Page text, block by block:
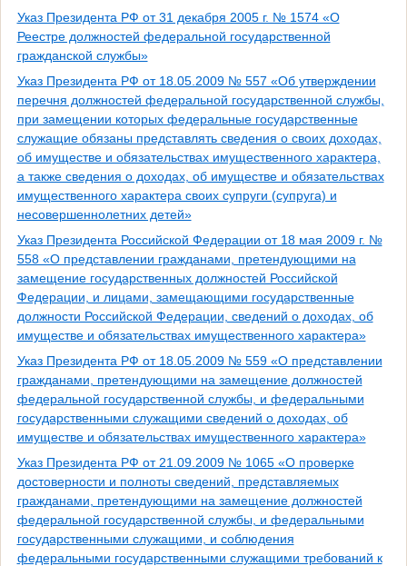
Указ Президента РФ от 31 декабря 2005 г. № 1574 «О
Реестре должностей федеральной государственной
гражданской службы»
Указ Президента РФ от 18.05.2009 № 557 «Об утверждении
перечня должностей федеральной государственной службы,
при замещении которых федеральные государственные
служащие обязаны представлять сведения о своих доходах,
об имуществе и обязательствах имущественного характера,
а также сведения о доходах, об имуществе и обязательствах
имущественного характера своих супруги (супруга) и
несовершеннолетних детей»
Указ Президента Российской Федерации от 18 мая 2009 г. №
558 «О представлении гражданами, претендующими на
замещение государственных должностей Российской
Федерации, и лицами, замещающими государственные
должности Российской Федерации, сведений о доходах, об
имуществе и обязательствах имущественного характера»
Указ Президента РФ от 18.05.2009 № 559 «О представлении
гражданами, претендующими на замещение должностей
федеральной государственной службы, и федеральными
государственными служащими сведений о доходах, об
имуществе и обязательствах имущественного характера»
Указ Президента РФ от 21.09.2009 № 1065 «О проверке
достоверности и полноты сведений, представляемых
гражданами, претендующими на замещение должностей
федеральной государственной службы, и федеральными
государственными служащими, и соблюдения
федеральными государственными служащими требований к